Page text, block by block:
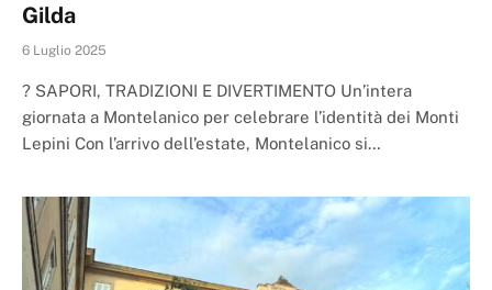
Gilda
6 Luglio 2025
? SAPORI, TRADIZIONI E DIVERTIMENTO Un’intera
giornata a Montelanico per celebrare l’identità dei Monti
Lepini Con l’arrivo dell’estate, Montelanico si…